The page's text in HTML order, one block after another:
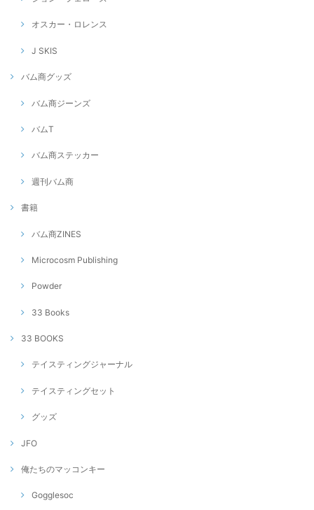
オスカー・ロレンス
J SKIS
バム商グッズ
バム商ジーンズ
バムT
バム商ステッカー
週刊バム商
書籍
バム商ZINES
Microcosm Publishing
Powder
33 Books
33 BOOKS
テイスティングジャーナル
テイスティングセット
グッズ
JFO
俺たちのマッコンキー
Gogglesoc